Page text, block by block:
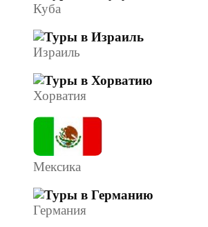
Куба
Израиль
Хорватия
Мексика
Германия